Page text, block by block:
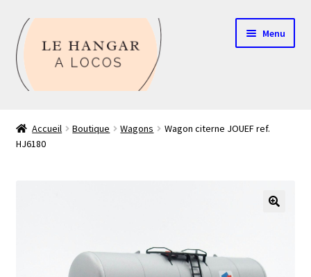
Aller
à
la
navigation
Aller
au
contenu
Menu
Boutique
Accueil Boutique Wagons
Wagon citerne JOUEF ref.
HJ6180